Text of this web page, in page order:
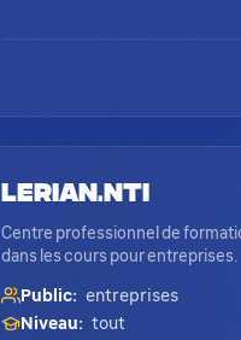
Lerian.Nti
Centre professionnel de
dans les cours pour entreprises.
Public: entreprises
Niveau: tout